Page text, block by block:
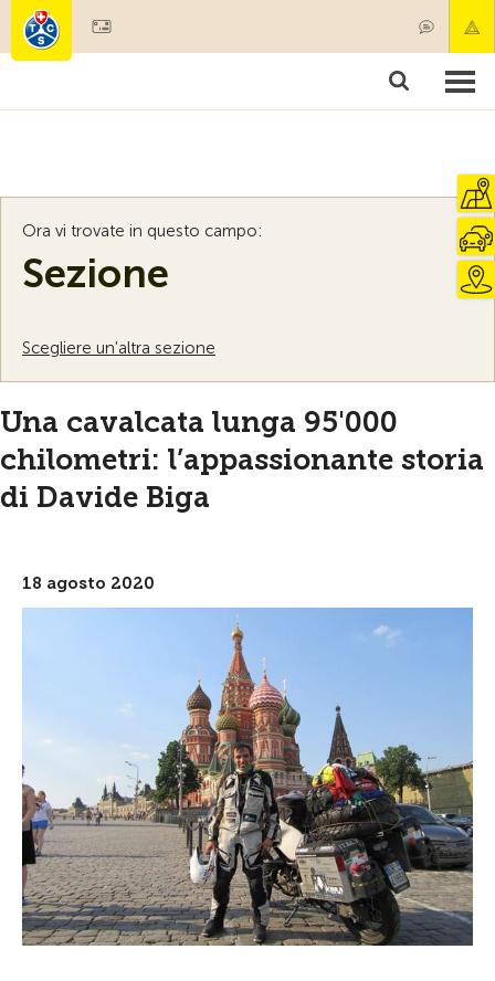
Societariato & prestazioni
Ora vi trovate in questo campo:
Sezione
Scegliere un'altra sezione
Una cavalcata lunga 95'000
chilometri: l’appassionante storia
di Davide Biga
18 agosto 2020